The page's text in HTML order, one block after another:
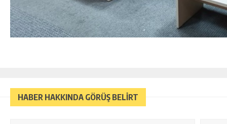
HABER HAKKINDA GÖRÜŞ BELİRT